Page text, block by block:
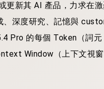
新其 AI 產品，力求在
深度研究、記憶與
Pro 的每個 Token（詞元
Window（上下文視